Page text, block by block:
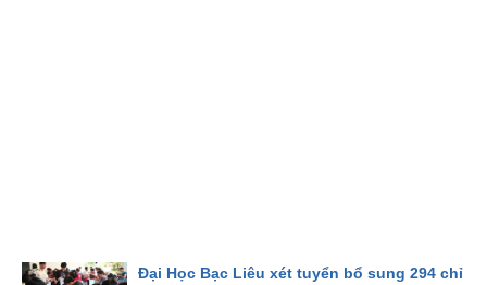
Đại Học Bạc Liêu xét tuyển bổ sung 294 chỉ